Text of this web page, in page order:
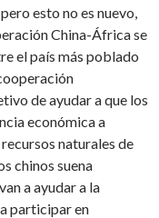
esto no es nuevo,
China-África se
el país más poblado
de ayudar a que los
económica a
naturales de
chinos suena
a ayudar a la
participar en